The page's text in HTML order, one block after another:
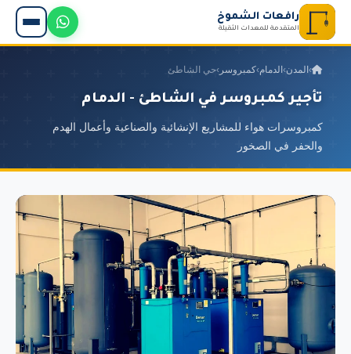
رافعات الشموخ
المتقدمة للمعدات الثقيلة
› المدن› الدمام›كمبروسر ›حي الشاطئ
تأجير كمبروسر في الشاطئ - الدمام
كمبروسرات هواء للمشاريع الإنشائية والصناعية وأعمال الهدم
والحفر في الصخور